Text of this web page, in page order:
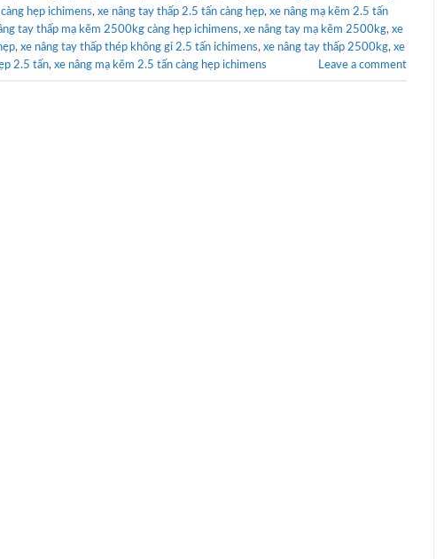
hẹp ichimens, xe nâng tay thấp 2.5 tấn càng hẹp, xe nâng mạ kẽm 2.5 tấn
tay thấp mạ kẽm 2500kg càng hẹp ichimens, xe nâng tay mạ kẽm 2500kg, xe
, xe nâng tay thấp thép không gỉ 2.5 tấn ichimens, xe nâng tay thấp 2500kg, xe
2.5 tấn, xe nâng mạ kẽm 2.5 tấn càng hẹp ichimens Leave a comment